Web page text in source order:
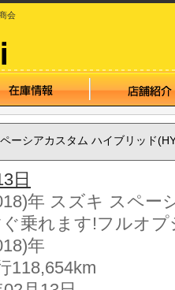
会
ーシアカスタム ハイブリッド
日
年 スズキ スペー
ぐ乗れます!フルオ
年
118,654km